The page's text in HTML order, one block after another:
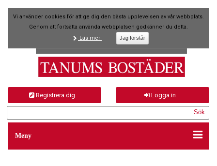
Vi använder cookies för att ge dig den bästa upplevelsen av vår webbplats.
Genom att fortsätta använda webbplatsen godkänner du detta.
Läs mer
Meny
Logga in
Registrera dig